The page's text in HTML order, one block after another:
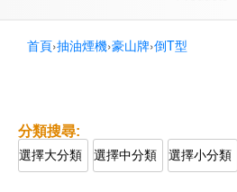
首頁›抽油煙機›豪山牌›倒T型